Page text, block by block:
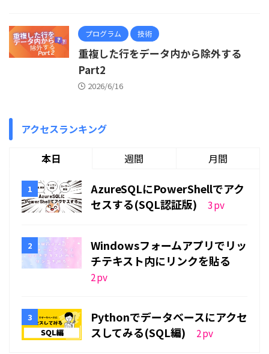
プログラム 技術
重複した行をデータ内から除外する
Part2
2026/6/16
アクセスランキング
本日 週間 月間
AzureSQLにPowerShellでアク
セスする(SQL認証版)
3pv
Windowsフォームアプリでリッ
チテキスト内にリンクを貼る
2pv
Pythonでデータベースにアクセ
スしてみる(SQL編)
2pv